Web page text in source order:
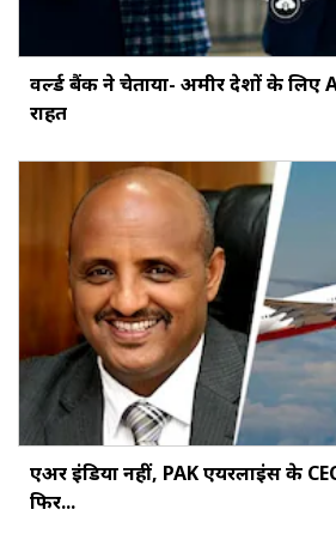
वर्ल्ड बैंक ने चेताया- अमीर देशों के
राहत
एअर इंडिया नहीं, PAK एयरलाइंस के
फिर...